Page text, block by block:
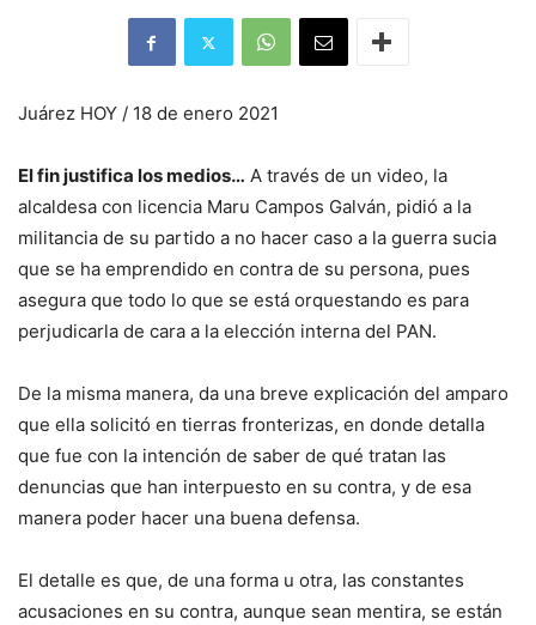
Juárez HOY / 18 de enero 2021
El fin justifica los medios… A través de un video, la
alcaldesa con licencia Maru Campos Galván, pidió a la
militancia de su partido a no hacer caso a la guerra sucia
que se ha emprendido en contra de su persona, pues
asegura que todo lo que se está orquestando es para
perjudicarla de cara a la elección interna del PAN.
De la misma manera, da una breve explicación del amparo
que ella solicitó en tierras fronterizas, en donde detalla
que fue con la intención de saber de qué tratan las
denuncias que han interpuesto en su contra, y de esa
manera poder hacer una buena defensa.
El detalle es que, de una forma u otra, las constantes
acusaciones en su contra, aunque sean mentira, se están